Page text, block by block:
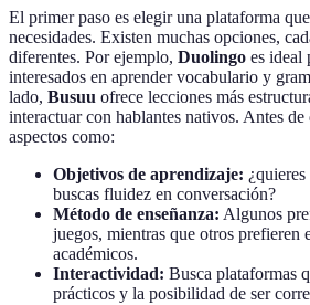
El primer paso es elegir una plataforma
necesidades. Existen muchas opciones,
diferentes. Por ejemplo, Duolingo es ideal
interesados en aprender vocabulario y
lado, Busuu ofrece lecciones más
interactuar con hablantes nativos. Antes
aspectos como:
Objetivos de aprendizaje:
buscas fluidez en conversación?
Método de enseñanza: Algunos
juegos, mientras que otros prefieren
académicos.
Interactividad: Busca plataformas
prácticos y la posibilidad de ser